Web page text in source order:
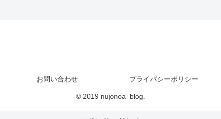
お問い合わせ プライバシーポリシー
© 2019 nujonoa_blog.